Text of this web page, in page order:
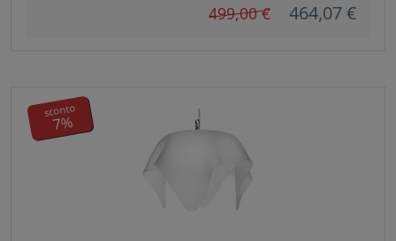
499,00 € 464,07 €
sconto
7%